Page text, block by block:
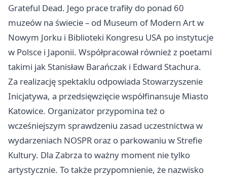
Grateful Dead. Jego prace trafiły do ponad 60
muzeów na świecie – od Museum of Modern Art w
Nowym Jorku i Biblioteki Kongresu USA po instytucje
w Polsce i Japonii. Współpracował również z poetami
takimi jak Stanisław Barańczak i Edward Stachura.
Za realizację spektaklu odpowiada Stowarzyszenie
Inicjatywa, a przedsięwzięcie współfinansuje Miasto
Katowice. Organizator przypomina też o
wcześniejszym sprawdzeniu zasad uczestnictwa w
wydarzeniach NOSPR oraz o parkowaniu w Strefie
Kultury. Dla Zabrza to ważny moment nie tylko
artystycznie. To także przypomnienie, że nazwisko